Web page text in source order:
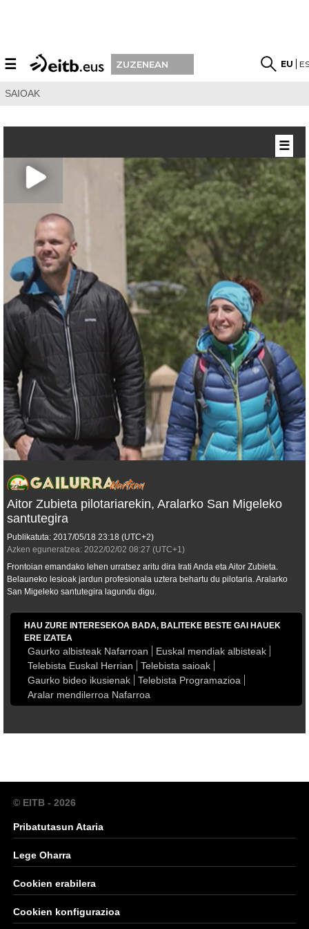
☰ ZUZENEAN EU
SAIOAK
Aitor Zubieta pilotariarekin, Aralarko San Migeleko
santutegira
Publikatuta: 2017/05/18 23:18 (UTC+2)
Azken eguneratzea: 2022/02/02 08:27 (UTC+1)
Frontoian emandako lehen urratsez aritu dira Irati Anda eta Aitor Zubieta.
Belauneko lesioak jardun profesionala uztera behartu du pilotaria. Aralarko
San Migeleko santutegira lagundu digu.
HAU ZURE INTERESEKOA BADA, BALITEKE BESTE GAI HAUEK
ERE IZATEA
Gaurko albisteak Nafarroan
Euskal mendiak albisteak
Telebista Euskal Herrian
Telebista saioak
Gaurko bideo ikusienak
Telebista Programazioa
Aralar mendilerroa Nafarroa
☰
© EITB - 2026
Pribatutasun Ataria
Lege Oharra
Cookien erabilera
Cookien konfigurazioa